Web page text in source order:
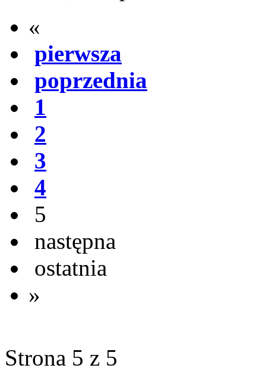
«
pierwsza
poprzednia
1
2
3
4
5
następna
ostatnia
»
Strona 5 z 5